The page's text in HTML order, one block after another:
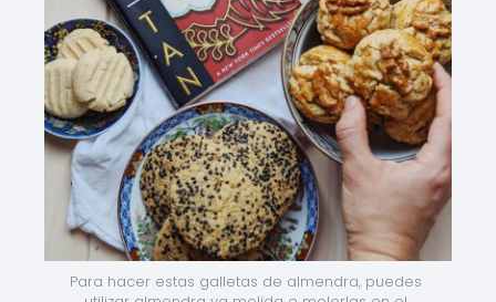
Para hacer estas galletas de almendra, puedes